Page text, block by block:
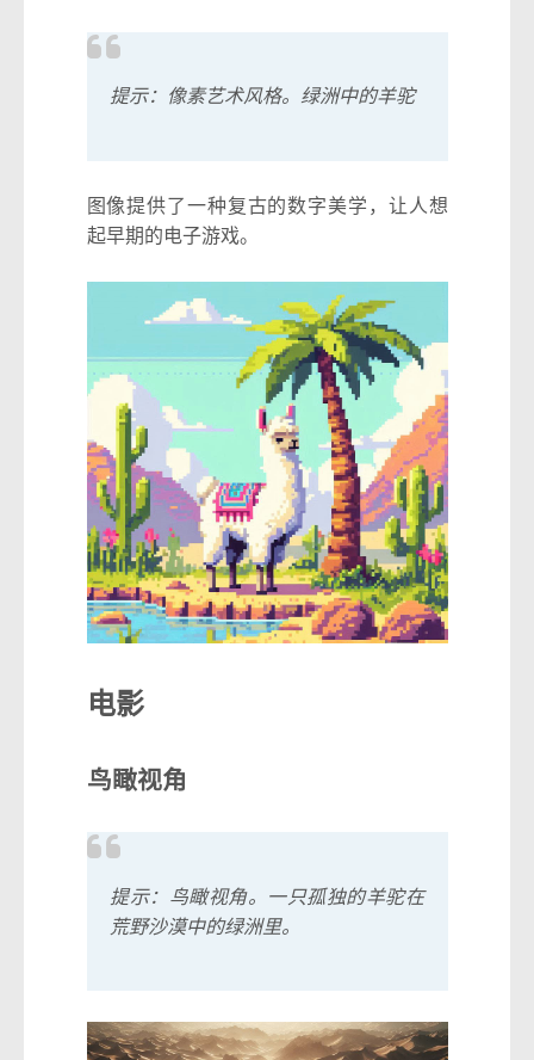
提示：像素艺术风格。绿洲中的羊驼
图像提供了一种复古的数字美学，让人想
起早期的电子游戏。
电影
鸟瞰视角
提示：鸟瞰视角。一只孤独的羊驼在
荒野沙漠中的绿洲里。